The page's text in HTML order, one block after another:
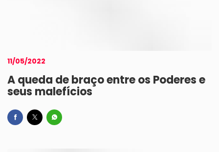
11/05/2022
A queda de braço entre os Poderes e
seus malefícios